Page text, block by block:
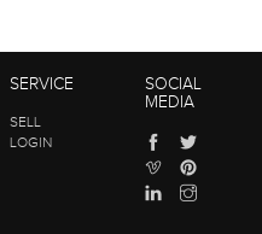
SERVICE
SELL
LOGIN
SOCIAL
MEDIA